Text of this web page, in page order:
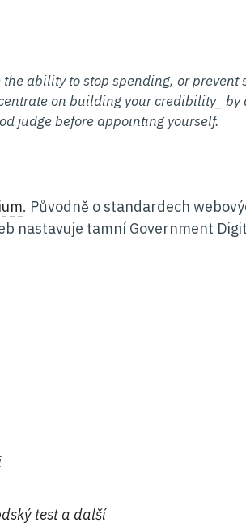
the ability to stop spending, or
on building your credibility_
judge before appointing yourself.
. Původně o standardech
nastavuje tamní Government
test a další